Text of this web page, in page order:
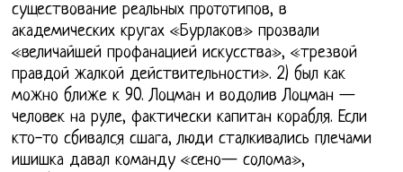
существование реальных прототипов, в
академических кругах «Бурлаков» прозвали
«величайшей профанацией искусства», «трезвой
правдой жалкой действительности». 2) был как
можно ближе к 90. Лоцман и водолив Лоцман —
человек на руле, фактически капитан корабля. Если
кто-то сбивался сшага, люди сталкивались плечами
ишишка давал команду «сено— солома»,